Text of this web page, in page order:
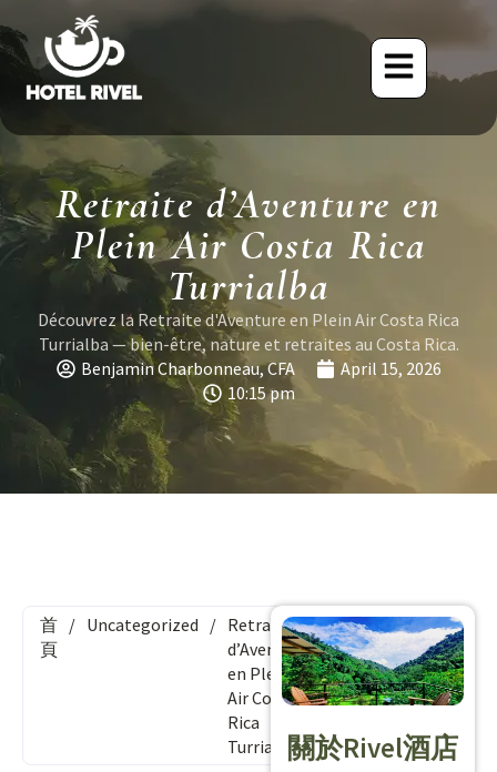
Retraite d’Aventure en
Plein Air Costa Rica
Turrialba
Découvrez la Retraite d'Aventure en Plein Air Costa Rica
Turrialba — bien-être, nature et retraites au Costa Rica.
Benjamin Charbonneau, CFA
April 15, 2026
10:15 pm
首
頁
/ Uncategorized / Retraite
d’Aventure
en Plein
Air Costa
Rica
Turrialba關於Rivel酒店